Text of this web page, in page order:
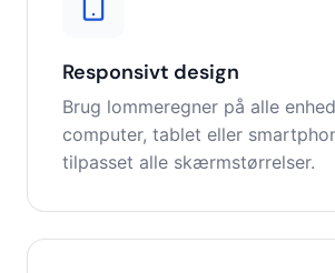
Responsivt design
Brug lommeregner på alle
computer, tablet eller
tilpasset alle skærmstørrelser.